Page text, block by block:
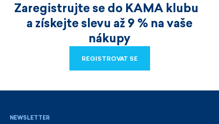
Zaregistrujte se do KAMA klubu
a získejte slevu až 9 % na vaše
nákupy
REGISTROVAT SE
NEWSLETTER